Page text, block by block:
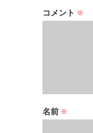
コメント ※
名前 ※